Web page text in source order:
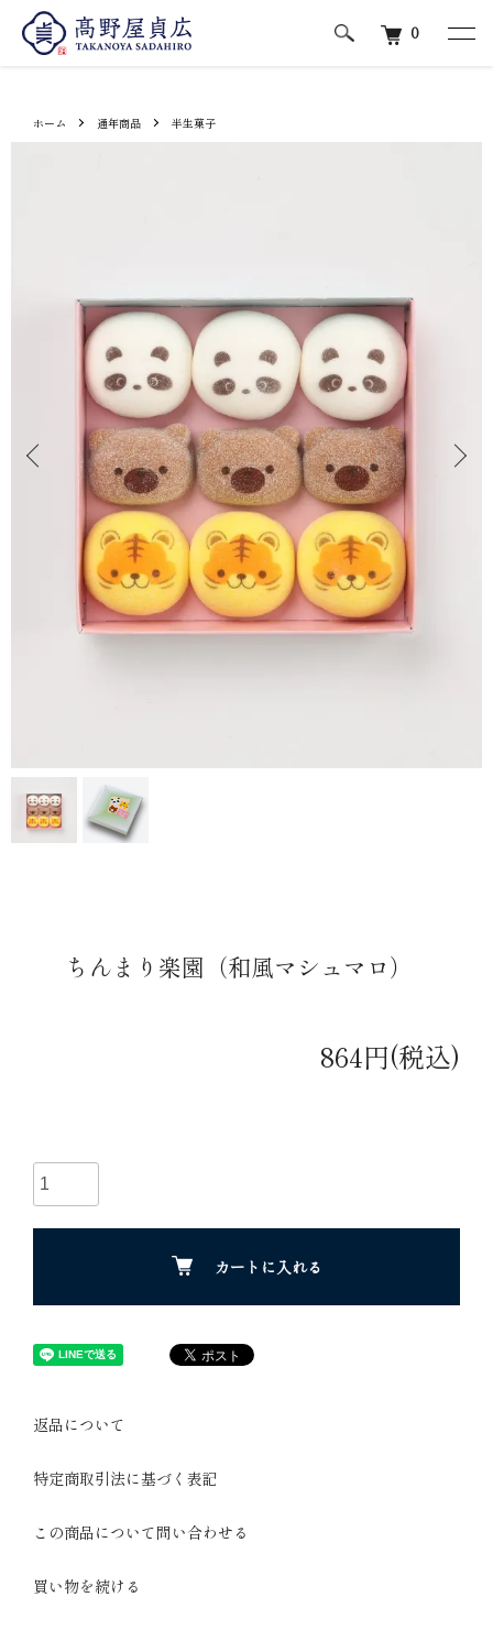
0
ホーム 通年商品 半生菓子
ちんまり楽園（和風マシュマロ）
864円(税込)
カートに入れる
返品について
特定商取引法に基づく表記
この商品について問い合わせる
買い物を続ける